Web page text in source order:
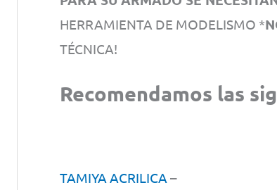
HERRAMIENTA DE MODELISMO *
TÉCNICA!
Recomendamos las
TAMIYA ACRILICA –